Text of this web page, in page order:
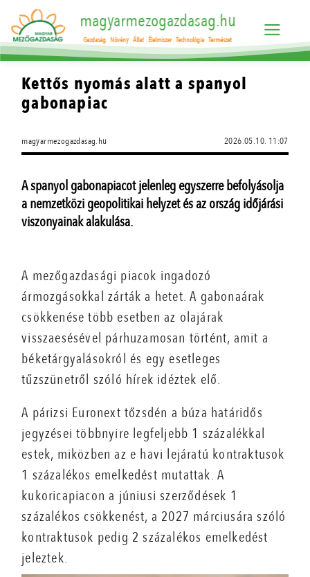
magyarmezogazdasag.hu
Gazdaság Növény Állat Élelmiszer Technológia Természet
Kettős nyomás alatt a spanyol
gabonapiac
magyarmezogazdasag.hu 2026.05.10. 11:07
A spanyol gabonapiacot jelenleg egyszerre befolyásolja
a nemzetközi geopolitikai helyzet és az ország időjárási
viszonyainak alakulása.
A mezőgazdasági piacok ingadozó
ármozgásokkal zárták a hetet. A gabonaárak
csökkenése több esetben az olajárak
visszaesésével párhuzamosan történt, amit a
béketárgyalásokról és egy esetleges
tűzszünetről szóló hírek idéztek elő.
A párizsi Euronext tőzsdén a búza határidős
jegyzései többnyire legfeljebb 1 százalékkal
estek, miközben az e havi lejáratú kontraktusok
1 százalékos emelkedést mutattak. A
kukoricapiacon a júniusi szerződések 1
százalékos csökkenést, a 2027 márciusára szóló
kontraktusok pedig 2 százalékos emelkedést
jeleztek.